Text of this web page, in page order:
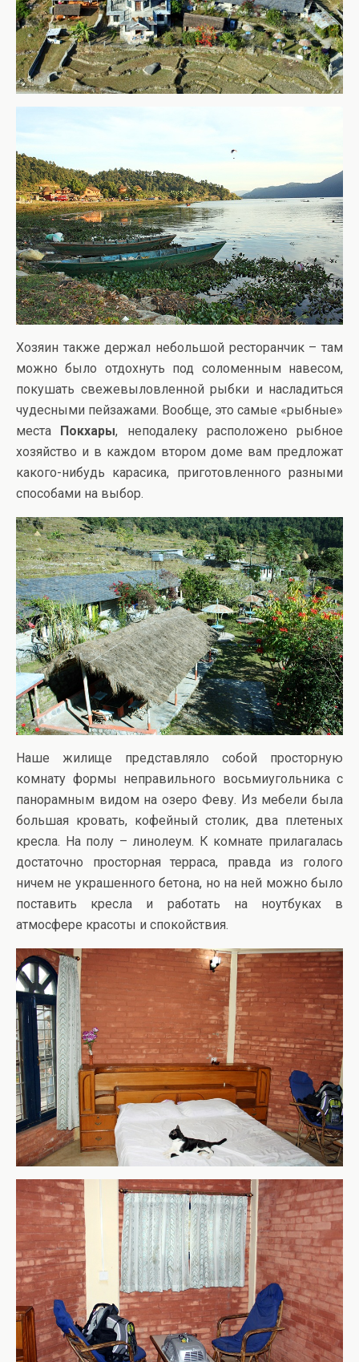
Хозяин также держал небольшой ресторанчик – там
можно было отдохнуть под соломенным навесом,
покушать свежевыловленной рыбки и насладиться
чудесными пейзажами. Вообще, это самые «рыбные»
места Покхары, неподалеку расположено рыбное
хозяйство и в каждом втором доме вам предложат
какого-нибудь карасика, приготовленного разными
способами на выбор.
Наше жилище представляло собой просторную
комнату формы неправильного восьмиугольника с
панорамным видом на озеро Феву. Из мебели была
большая кровать, кофейный столик, два плетеных
кресла. На полу – линолеум. К комнате прилагалась
достаточно просторная терраса, правда из голого
ничем не украшенного бетона, но на ней можно было
поставить кресла и работать на ноутбуках в
атмосфере красоты и спокойствия.